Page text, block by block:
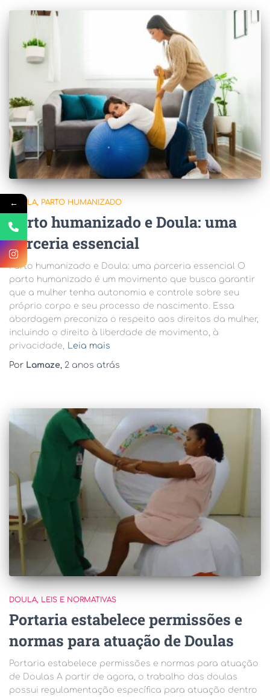
DOULA PARTO HUMANIZADO
Parto humanizado e Doula: uma
parceria essencial
Parto humanizado e Doula: uma parceria essencial O
parto humanizado é um movimento que busca garantir
que a mulher tenha autonomia e controle sobre seu
próprio corpo e seu processo de nascimento. Essa
abordagem preconiza o respeito aos direitos da mulher,
incluindo o direito à liberdade de movimento, à
privacidade,
Leia mais
Por Lamaze, 2 anos atrás
DOULA LEIS E NORMATIVAS
Portaria estabelece permissões e
normas para atuação de Doulas
Portaria estabelece permissões e normas para atuação
de Doulas A partir de agora, o trabalho das doulas
possui regulamentação específica para atuação dentro
←